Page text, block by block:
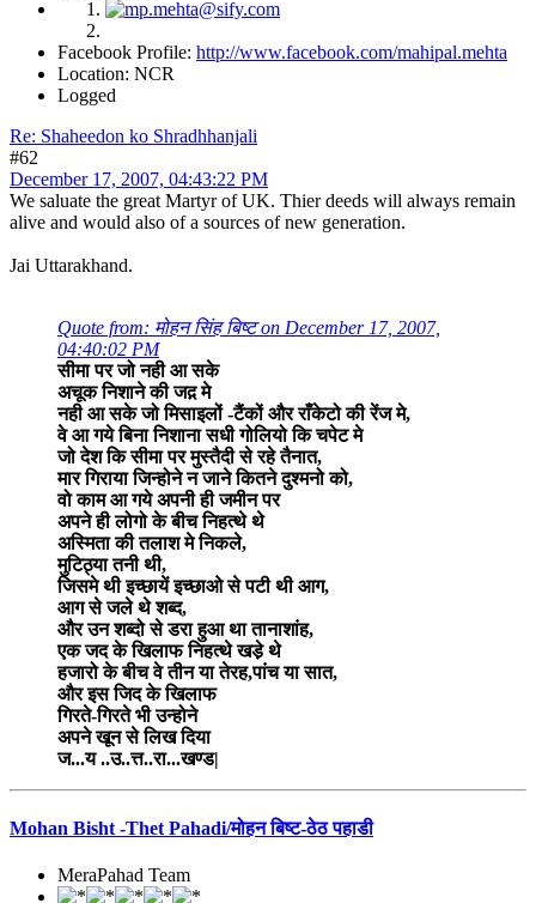
Facebook Profile: http://www.facebook.com/mahipal.mehta
Location: NCR
Logged
Re: Shaheedon ko Shradhhanjali
#62
December 17, 2007, 04:43:22 PM
We saluate the great Martyr of UK. Thier deeds will always remain
alive and would also of a sources of new generation.
Jai Uttarakhand.
Quote from: मोहन सिंह बिष्ट on December 17, 2007,
04:40:02 PM
सीमा पर जो नही आ सके
अचूक निशाने की जद़ मे
नही आ सके जो मिसाइलों -टैंकों और राँकेटो की रेंज मे,
वे आ गये बिना निशाना सधी गोलियो कि चपेट मे
जो देश कि सीमा पर मुस्तैदी से रहे तैनात,
मार गिराया जिन्होने न जाने कितने दुश्मनो को,
वो काम आ गये अपनी ही जमीन पर
अपने ही लोगो के बीच निहत्थे थे
अस्मिता की तलाश मे निकले,
मुटिठ्या तनी थी,
जिसमे थी इच्छायें इच्छाओ से पटी थी आग,
आग से जले थे शब्द,
और उन शब्दो से डरा हुआ था तानाशांह,
एक जद के खिलाफ निहत्थे खडे़ थे
हजारो के बीच वे तीन या तेरह,पांच या सात,
और इस जिद के खिलाफ
गिरते-गिरते भी उन्होने
अपने खून से लिख दिया
ज...य ..उ..त्त..रा...खण्ड|
Mohan Bisht -Thet Pahadi/मोहन बिष्ट-ठेठ पहाडी
MeraPahad Team